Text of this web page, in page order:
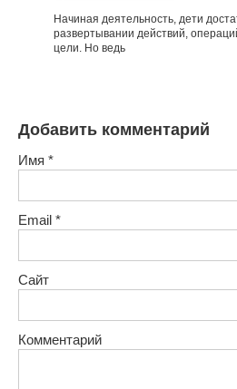
Начиная деятельность, дети
развертывании действий,
цели. Но ведь
Добавить комментарий
Имя *
Email *
Сайт
Комментарий